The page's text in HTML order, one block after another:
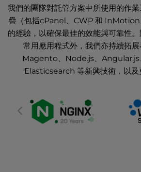
我們的團隊對託管方案中所使用的作
疊（包括cPanel、CWP 和 InMotion
的經驗，以確保最佳的效能與可靠性
常用應用程式外，我們亦持續拓
Magento、Node.js、Angular.js
Elasticsearch 等新興技術，以及